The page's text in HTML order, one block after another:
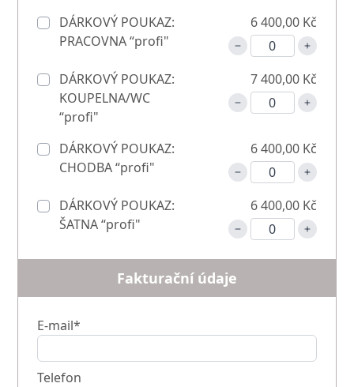
DÁRKOVÝ POUKAZ:
PRACOVNA “profi"
6 400,00 Kč
DÁRKOVÝ POUKAZ:
KOUPELNA/WC
“profi"
7 400,00 Kč
DÁRKOVÝ POUKAZ:
CHODBA “profi"
6 400,00 Kč
DÁRKOVÝ POUKAZ:
ŠATNA “profi"
6 400,00 Kč
Fakturační údaje
E-mail*
Telefon